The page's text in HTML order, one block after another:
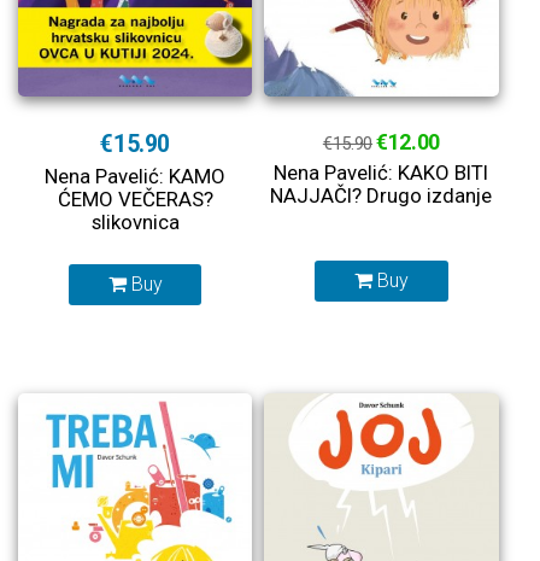
€15.90
Nena Pavelić: KAMO
ĆEMO VEČERAS?
slikovnica
Buy
€15.90€12.00
Nena Pavelić: KAKO BITI
NAJJAČI? Drugo izdanje
Buy